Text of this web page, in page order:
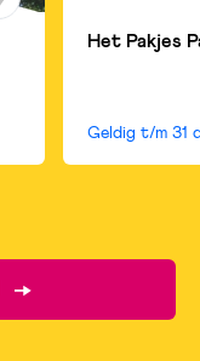
Het Pakjes
Geldig t/m 31